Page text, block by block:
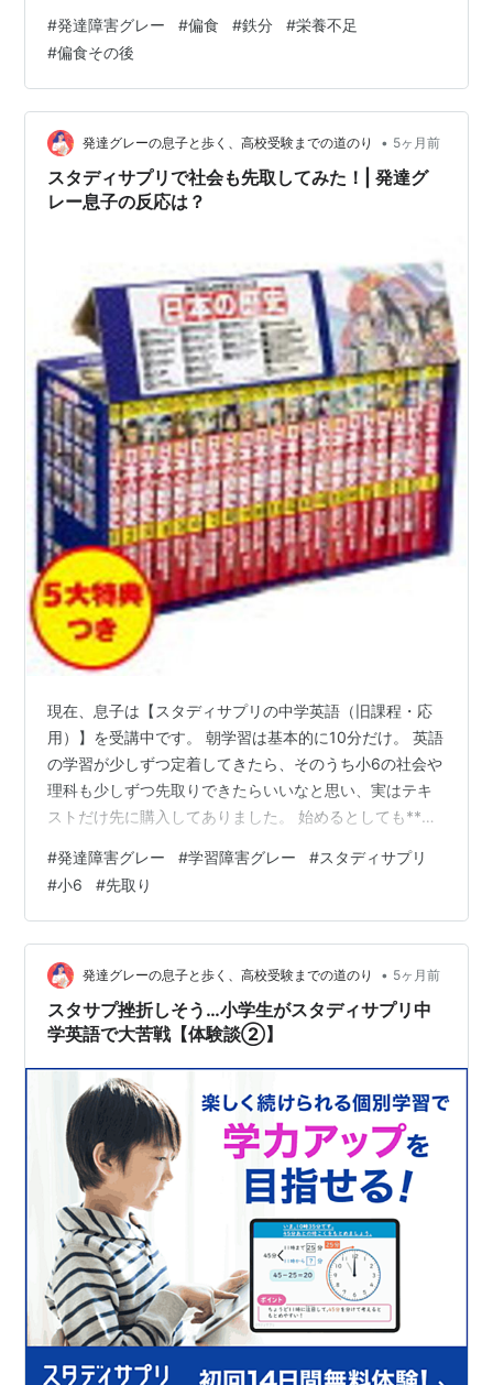
私と同じようにお子さんの偏食で困っている方が、この
記事を読んで少しでも参考にしていただけたら嬉しく思
います。 （もちろん、個人差があることはご了承くださ
い） ① 偏食スタート ② 保育園で困った話 ③ 小学生の
今 ④ 親の気持ち ① 偏食スタート 0歳10か月頃・・・
離乳食の進みも順調…
#発達障害グレー #偏食 #鉄分 #栄養不足
#偏食その後
発達グレーの息子と歩く、高校受験までの道のり • 5ヶ月前
スタディサプリで社会も先取してみた！| 発達グ
レー息子の反応は？
現在、息子は【スタディサプリの中学英語（旧課程・応
用）】を受講中です。 朝学習は基本的に10分だけ。 英語
の学習が少しずつ定着してきたら、そのうち小6の社会や
理科も少しずつ先取りできたらいいなと思い、実はテキ
ストだけ先に購入してありました。 始めるとしても**春
子本人が「やってみたい！」と言ったので、試しに社会
の授業を受けてみることにしました。 ※スタサプに取り
組んでいる記事はこちらから読めます↓ 発達グレーの息
子が英検5級を目指す ―スタサプ朝学習の効果は？ - 発
達グレーの息子と歩く、高校受験までの道のり 出だしは
好調 日本の歴史まんが…
#発達障害グレー #学習障害グレー #スタディサプリ
#小6 #先取り
発達グレーの息子と歩く、高校受験までの道のり • 5ヶ月前
スタサプ挫折しそう…小学生がスタディサプリ中
学英語で大苦戦【体験談②】